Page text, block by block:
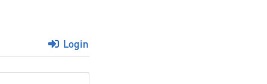
Login